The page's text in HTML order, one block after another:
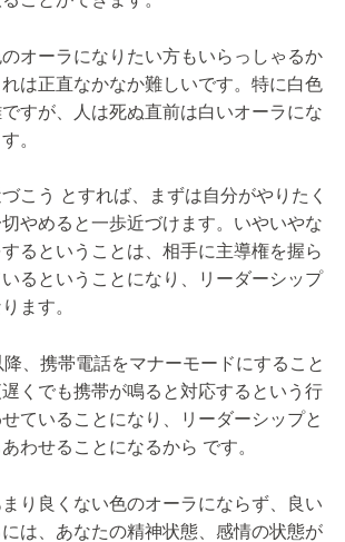
オーラになりたい方もいらっしゃるか
は正直なかなか難しいです。特に白色
すが、人は死ぬ直前は白いオーラにな
。
こう とすれば、まずは自分がやりたく
やめると一歩近づけます。いやいやな
るということは、相手に主導権を握ら
るということになり、リーダーシップ
ます。
、携帯電話をマナーモードにすること
くでも携帯が鳴ると対応するという行
ていることになり、リーダーシップと
わせることになるから です。
り良くない色のオーラにならず、良い
は、あなたの精神状態、感情の状態が